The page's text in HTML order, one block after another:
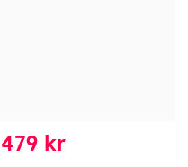
479 kr